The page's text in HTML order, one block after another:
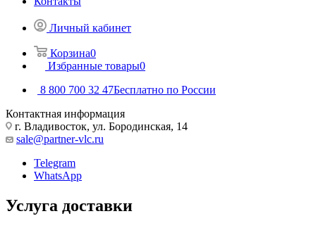
Личный кабинет
Корзина0
Избранные товары0
8 800 700 32 47Бесплатно по России
Контактная информация
г. Владивосток, ул. Бородинская, 14
sale@partner-vlc.ru
Telegram
WhatsApp
Услуга доставки